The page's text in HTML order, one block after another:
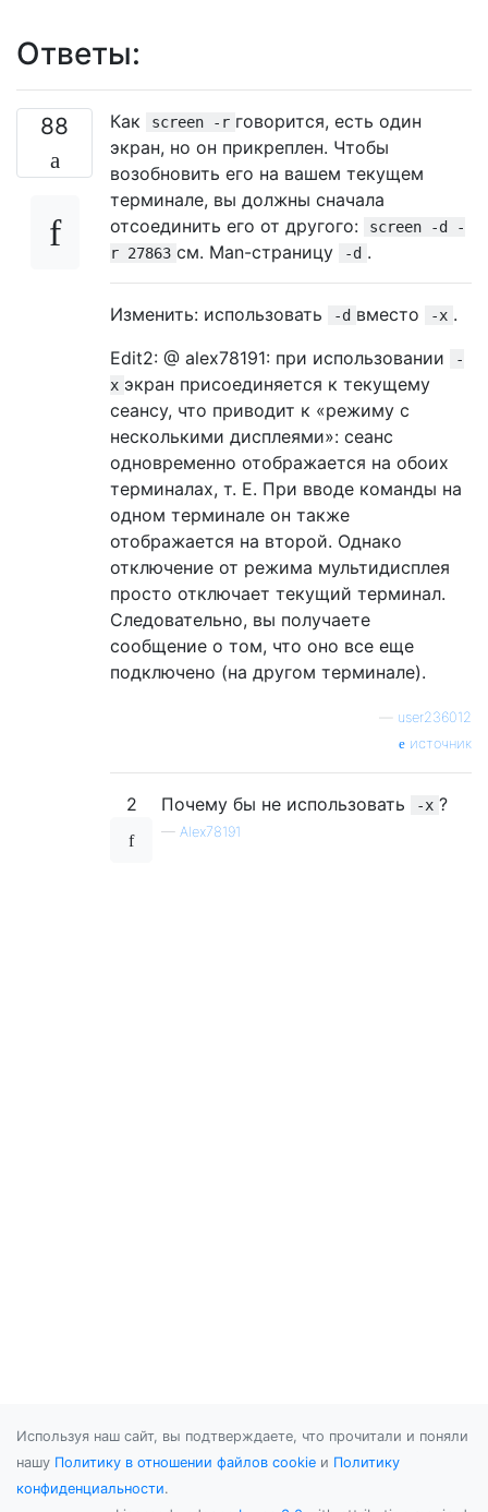
Ответы:
88 Как screen -r говорится, есть один
экран, но он прикреплен. Чтобы
возобновить его на вашем текущем
терминале, вы должны сначала
отсоединить его от другого:
screen -d -
r 27863 см. Man-страницу -d .
Изменить: использовать -d вместо -x .
Edit2: @ alex78191: при использовании
-
x экран присоединяется к текущему
сеансу, что приводит к «режиму с
несколькими дисплеями»: сеанс
одновременно отображается на обоих
терминалах, т. Е. При вводе команды на
одном терминале он также
отображается на второй. Однако
отключение от режима мультидисплея
просто отключает текущий терминал.
Следовательно, вы получаете
сообщение о том, что оно все еще
подключено (на другом терминале).
user236012
источник
2 Почему бы не использовать -x ?
— Alex78191
Используя наш сайт, вы подтверждаете, что прочитали и поняли
нашу Политику в отношении файлов cookie и Политику
конфиденциальности.